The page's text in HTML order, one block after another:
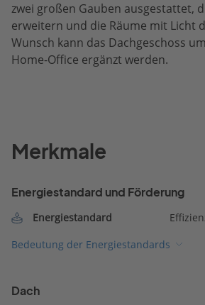
zwei großen Gauben ausgestattet,
erweitern und die Räume mit Licht
Wunsch kann das Dachgeschoss
Home-Office ergänzt werden.
Merkmale
Energiestandard und Förderung
Energiestandard
Bedeutung der Energiestandards
Dach